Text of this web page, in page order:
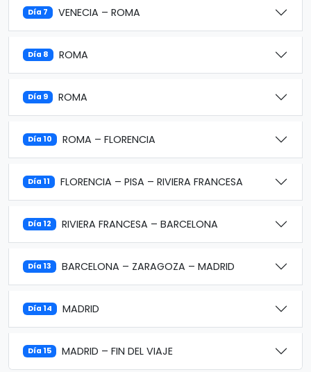
Día 7 VENECIA – ROMA
Día 8 ROMA
Día 9 ROMA
Día 10 ROMA – FLORENCIA
Día 11 FLORENCIA – PISA – RIVIERA FRANCESA
Día 12 RIVIERA FRANCESA – BARCELONA
Día 13 BARCELONA – ZARAGOZA – MADRID
Día 14 MADRID
Día 15 MADRID – FIN DEL VIAJE